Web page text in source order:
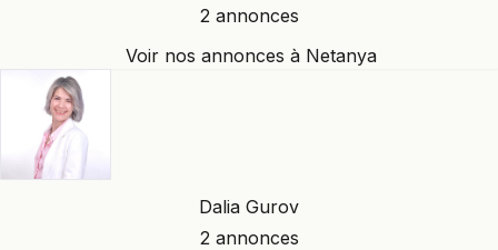
2 annonces
Voir nos annonces à Netanya
Dalia Gurov
2 annonces